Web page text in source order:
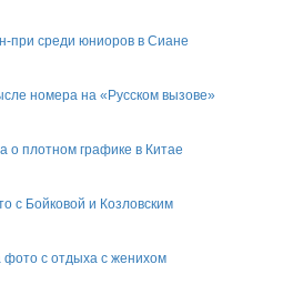
при среди юниоров в Сиане
номера на «Русском вызове»
о плотном графике в Китае
с Бойковой и Козловским
фото с отдыха с женихом